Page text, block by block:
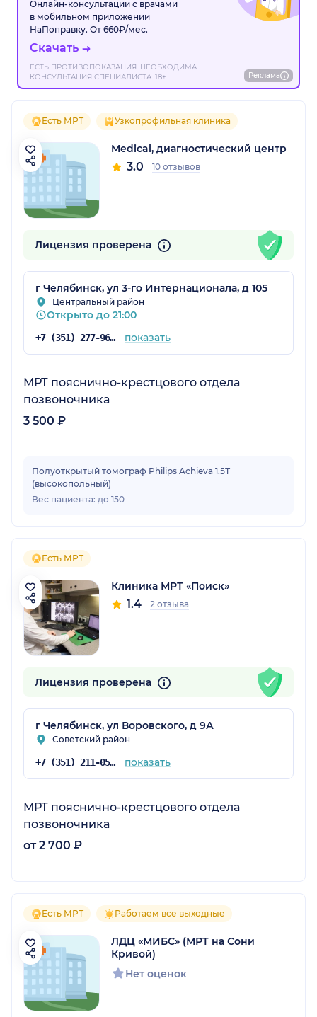
Онлайн-консультации с врачами
в мобильном приложении
НаПоправку. От 660₽/мес.
Скачать
ЕСТЬ ПРОТИВОПОКАЗАНИЯ. НЕОБХОДИМА
КОНСУЛЬТАЦИЯ СПЕЦИАЛИСТА. 18+
Реклама
Есть МРТ Узкопрофильная клиника
Medical, диагностический центр
3.0 10 отзывов
Лицензия проверена
г Челябинск, ул 3-го Интернационала, д 105
Центральный район
Открыто до 21:00
+7 (351) 277-96-25 показать
МРТ пояснично-крестцового отдела
позвоночника
3 500 ₽
Полуоткрытый томограф Philips Achieva 1.5Т
(высокопольный)
Вес пациента: до 150
Есть МРТ
Клиника МРТ «Поиск»
1.4 2 отзыва
Лицензия проверена
г Челябинск, ул Воровского, д 9А
Советский район
+7 (351) 211-05-35 показать
МРТ пояснично-крестцового отдела
позвоночника
от 2 700 ₽
Есть МРТ Работаем все выходные
ЛДЦ «МИБС» (МРТ на Сони
Кривой)
Нет оценок